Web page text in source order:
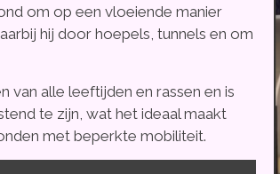
om op een vloeiende manier
hij door hoepels, tunnels en om
van alle leeftijden en rassen en is
te zijn, wat het ideaal maakt
met beperkte mobiliteit.